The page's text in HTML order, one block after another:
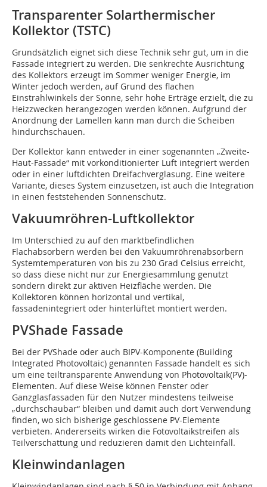
Transparenter Solarthermischer
Kollektor (TSTC)
Grundsätzlich eignet sich diese Technik sehr gut, um in die
Fassade integriert zu werden. Die senkrechte Ausrichtung
des Kollektors erzeugt im Sommer weniger Energie, im
Winter jedoch werden, auf Grund des flachen
Einstrahlwinkels der Sonne, sehr hohe Erträge erzielt, die zu
Heizzwecken herangezogen werden können. Aufgrund der
Anordnung der Lamellen kann man durch die Scheiben
hindurchschauen.
Der Kollektor kann entweder in einer sogenannten „Zweite-
Haut-Fassade“ mit vorkonditionierter Luft integriert werden
oder in einer luftdichten Dreifachverglasung. Eine weitere
Variante, dieses System einzusetzen, ist auch die Integration
in einen feststehenden Sonnenschutz.
Vakuumröhren-Luftkollektor
Im Unterschied zu auf den marktbefindlichen
Flachabsorbern werden bei den Vakuumröhrenabsorbern
Systemtemperaturen von bis zu 230 Grad Celsius erreicht,
so dass diese nicht nur zur Energiesammlung genutzt
sondern direkt zur aktiven Heizfläche werden. Die
Kollektoren können horizontal und vertikal,
fassadenintegriert oder hinterlüftet montiert werden.
PVShade Fassade
Bei der PVShade oder auch BIPV-Komponente (Building
Integrated Photovoltaic) genannten Fassade handelt es sich
um eine teiltransparente Anwendung von Photovoltaik(PV)-
Elementen. Auf diese Weise können Fenster oder
Ganzglasfassaden für den Nutzer mindestens teilweise
„durchschaubar“ bleiben und damit auch dort Verwendung
finden, wo sich bisherige geschlossene PV-Elemente
verbieten. Andererseits wirken die Fotovoltaikstreifen als
Teilverschattung und reduzieren damit den Lichteinfall.
Kleinwindanlagen